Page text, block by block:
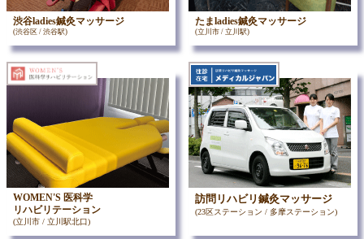
渋谷ladies鍼灸マッサージ
(渋谷区 / 渋谷駅)
たまladies鍼灸マッサージ
(立川市 / 立川駅)
WOMEN'S 医科学
リハビリテーション
(立川市 / 立川駅北口)
訪問リハビリ鍼灸マッサージ
(23区ステーション / 多摩ステーション)